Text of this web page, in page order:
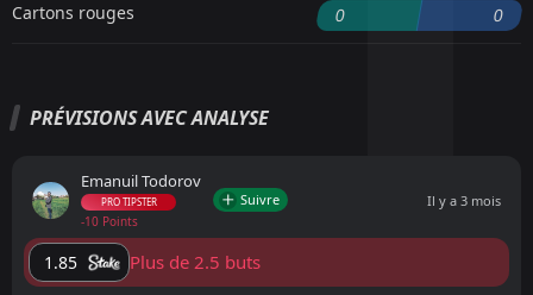
Cartons rouges 0 0
PRÉVISIONS AVEC ANALYSE
Emanuil Todorov
PRO TIPSTER
-10 Points
Suivre Il y a 3 mois
1.85 Plus de 2.5 buts